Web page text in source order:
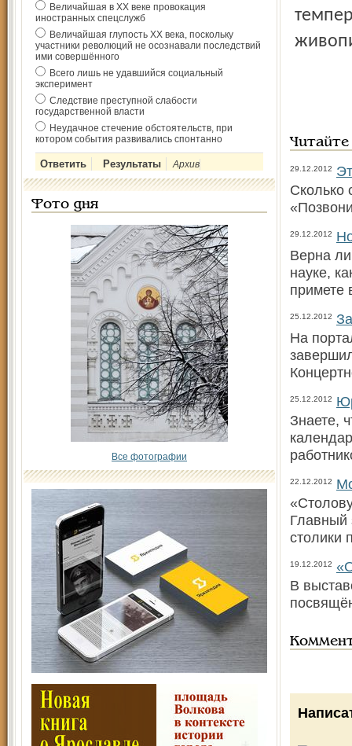
Величайшая в ХХ веке провокация
иностранных спецслужб
Величайшая глупость ХХ века, поскольку
участники революций не осознавали последствий
ими совершённого
Всего лишь не удавшийся социальный
эксперимент
Следствие преступной слабости
государственной власти
Неудачное стечение обстоятельств, при
котором события развивались спонтанно
Архив
Фото дня
Все фотографии
29.12.2012
Сколько
29.12.2012
Верна
науке,
примете
25.12.2012
На
25.12.2012
Знаете,
22.12.2012
Главный
столики
19.12.2012
В